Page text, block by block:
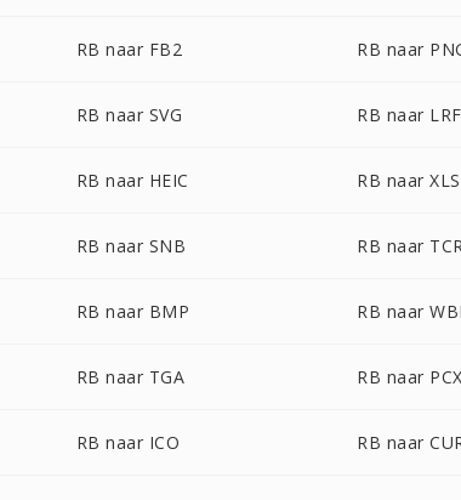
RB naar FB2 RB naar
RB naar SVG RB naar LRF
RB naar HEIC RB naar XLS
RB naar SNB RB naar
RB naar BMP RB naar
RB naar TGA RB naar
RB naar ICO RB naar